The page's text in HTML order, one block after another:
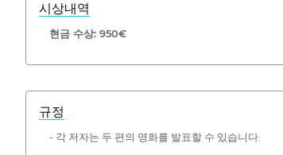
시상내역
현금 수상: 950€
규정
- 각 저자는 두 편의 영화를 발표할 수 있습니다.